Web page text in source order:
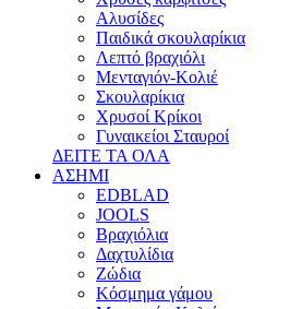
Αλυσίδες
Παιδικά σκουλαρίκια
Λεπτό βραχιόλι
Μενταγιόν-Κολιέ
Σκουλαρίκια
Χρυσοί Κρίκοι
Γυναικείοι Σταυροί
ΔΕΙΤΕ ΤΑ ΟΛΑ
ΑΣΗΜΙ
EDBLAD
JOOLS
Βραχιόλια
Δαχτυλίδια
Ζώδια
Κόσμημα γάμου